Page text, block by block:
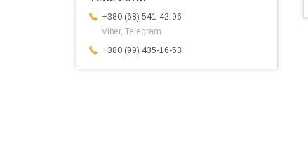
+380 (68) 541-42-96
Viber, Telegram
+380 (99) 435-16-53